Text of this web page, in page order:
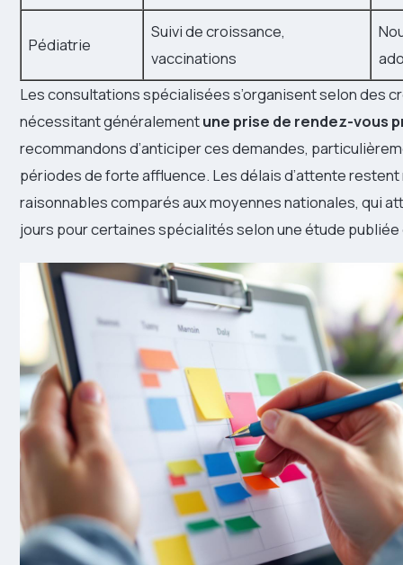
Pédiatrie
Suivi de croissance,
vaccinations
Les consultations spécialisées s’organisent selon des
nécessitant généralementune prise de rendez-vous
recommandons d’anticiper ces demandes,
périodes de forte affluence. Les délais d’attente restent
raisonnables comparés aux moyennes nationales, qui
jours pour certaines spécialités selon une étude publiée